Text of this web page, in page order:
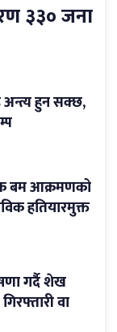
३३० जना
अन्त्य हुन सक्छ,
बम आक्रमणको
हतियारमुक्त
गर्दै शेख
वा